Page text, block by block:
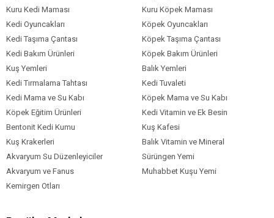
Vitamin A
Choline
Kurutulmuş Şeker Pancarı
İyot
Kuru Bira Mayası
Buğday Kepeği
Buğday
Bakır
Folic Asit
Vitamin B2
Hayvansal Yağ
Analiz Tablosu
Kuru Kedi Maması
Kuru Köpek Maması
Kedi Oyuncakları
Köpek Oyuncakları
Kedi Taşıma Çantası
Köpek Taşıma Çantası
Kedi Bakım Ürünleri
Köpek Bakım Ürünleri
Kuş Yemleri
Balık Yemleri
Kedi Tırmalama Tahtası
Kedi Tuvaleti
Kedi Mama ve Su Kabı
Köpek Mama ve Su Kabı
Köpek Eğitim Ürünleri
Kedi Vitamin ve Ek Besin
Bentonit Kedi Kumu
Kuş Kafesi
Kuş Krakerleri
Balık Vitamin ve Mineral
Akvaryum Su Düzenleyiciler
Sürüngen Yemi
Akvaryum ve Fanus
Muhabbet Kuşu Yemi
Kemirgen Otları